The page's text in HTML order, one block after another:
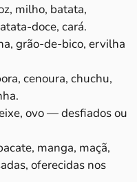
milho, batata,
doce, cará.
grão-de-bico, ervilha
cenoura, chuchu,
ovo — desfiados ou
manga, maçã,
oferecidas nos